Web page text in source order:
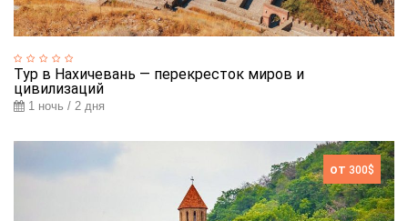
Тур в Нахичевань — перекресток миров и
цивилизаций
1 ночь / 2 дня
от 300$